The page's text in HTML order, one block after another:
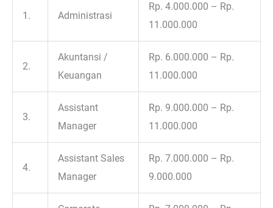
1. Administrasi
Rp. 4.000.000 – Rp.
11.000.000
2.
Akuntansi /
Keuangan
Rp. 6.000.000 – Rp.
11.000.000
3.
Assistant
Manager
Rp. 9.000.000 – Rp.
11.000.000
4.
Assistant Sales
Manager
Rp. 7.000.000 – Rp.
9.000.000